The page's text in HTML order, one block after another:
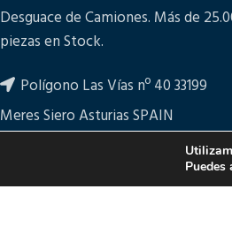
Desguace de Camiones. Más de
piezas en Stock.
Polígono Las Vías nº 40 33199
Meres Siero Asturias SPAIN